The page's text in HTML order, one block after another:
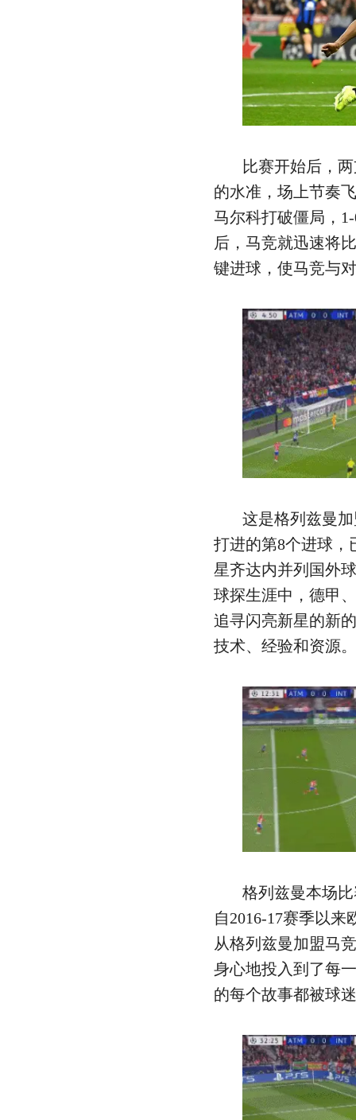
比赛开始后，
的水准，场上节奏
马尔科打破僵局，
后，马竞就迅速将
键进球，使马竞与
这是格列兹曼
打进的第8个进球，
星齐达内并列国外
球探生涯中，德甲
追寻闪亮新星的新
技术、经验和资源
格列兹曼本场
自2016-17赛季以
从格列兹曼加盟马
身心地投入到了每
的每个故事都被球